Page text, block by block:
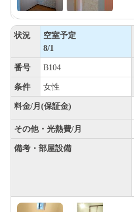
状況
空室予定
8/1
番号 B104
条件 女性
料金/月(保証金)
その他・光熱費/月
備考・部屋設備